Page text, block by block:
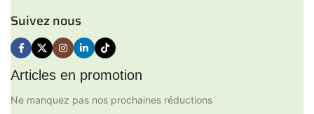
Suivez nous
Articles en promotion
Ne manquez pas nos prochaines réductions